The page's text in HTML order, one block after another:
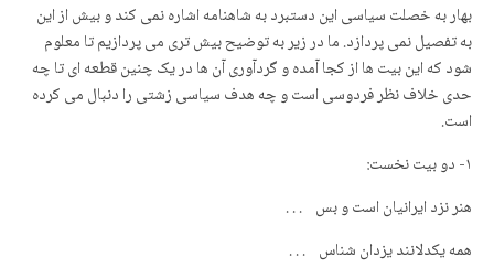
بهار به خصلت سیاسی این دستبرد به شاهنامه اشاره نمی کند و بیش از این
به تفصیل نمی پردازد. ما در زیر به توضیح بیش تری می پردازیم تا معلوم
شود که این بیت ها از کجا آمده و گردآوری آن ها در یک چنین قطعه ای تا چه
حدی خلاف نظر فردوسی است و چه هدف سیاسی زشتی را دنبال می کرده
است.
۱- دو بیت نخست:
هنر نزد ایرانیان است و بس . . .
همه یکدلانند یزدان شناس . . .